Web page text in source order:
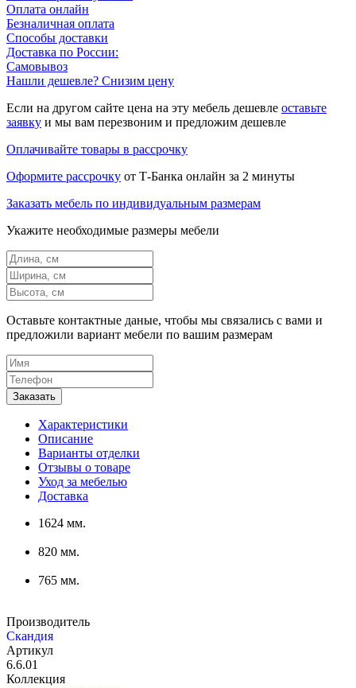
Оплата онлайн
Безналичная оплата
Способы доставки
Доставка по России:
Самовывоз
Нашли дешевле? Снизим цену
Если на другом сайте цена на эту мебель дешевле оставьте
заявку и мы вам перезвоним и предложим дешевле
Оплачивайте товары в рассрочку
Оформите рассрочку от Т-Банка онлайн за 2 минуты
Заказать мебель по индивидуальным размерам
Укажите необходимые размеры мебели
Оставьте контактные даные, чтобы мы связались с вами и
предложили вариант мебели по вашим размерам
Характеристики
Описание
Варианты отделки
Отзывы о товаре
Уход за мебелью
Доставка
1624 мм.
820 мм.
765 мм.
Производитель
Скандия
Артикул
6.6.01
Коллекция